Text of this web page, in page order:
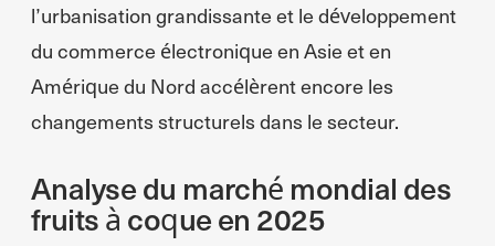
l’urbanisation grandissante et le développement
du commerce électronique en Asie et en
Amérique du Nord accélèrent encore les
changements structurels dans le secteur.
Analyse du marché mondial des
fruits à coque en 2025